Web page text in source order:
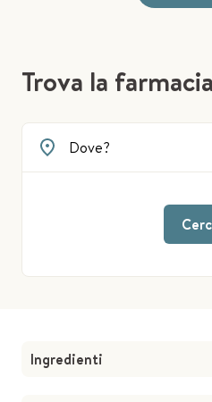
Trova la
Ingredienti